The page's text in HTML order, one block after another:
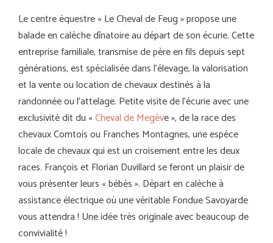
Le centre équestre « Le Cheval de Feug » propose une
balade en calèche dînatoire au départ de son écurie. Cette
entreprise familiale, transmise de père en fils depuis sept
générations, est spécialisée dans l’élevage, la valorisation
et la vente ou location de chevaux destinés à la
randonnée ou l’attelage. Petite visite de l’écurie avec une
exclusivité dit du «Cheval de Megève », de la race des
chevaux Comtois ou Franches Montagnes, une espèce
locale de chevaux qui est un croisement entre les deux
races. François et Florian Duvillard se feront un plaisir de
vous présenter leurs « bébés ». Départ en calèche à
assistance électrique où une véritable Fondue Savoyarde
vous attendra ! Une idée très originale avec beaucoup de
convivialité !